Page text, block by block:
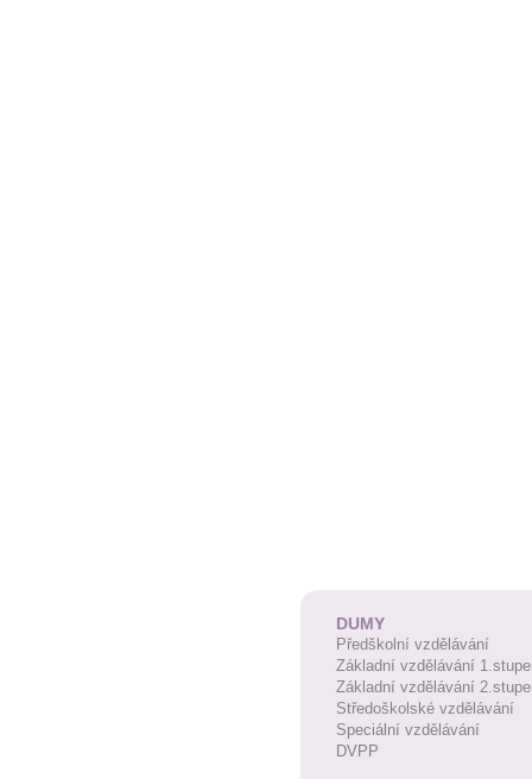
DUMY
Předškolní vzdělávání
Základní vzdělávání
Základní vzdělávání
Středoškolské vzdělávání
Speciální vzdělávání
DVPP